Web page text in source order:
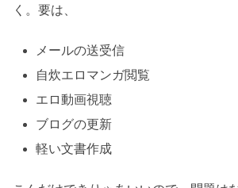
く。要は、
メールの送受信
自炊エロマンガ閲覧
エロ動画視聴
ブログの更新
軽い文書作成